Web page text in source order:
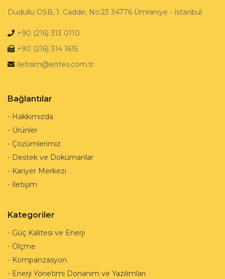
Dudullu OSB, 1. Cadde, No:23 34776 Ümraniye - İstanbul
+90 (216) 313 0110
+90 (216) 314 1615
iletisim@entes.com.tr
Bağlantılar
- Hakkımızda
- Ürünler
- Çözümlerimiz
- Destek ve Dokümanlar
- Kariyer Merkezi
- İletişim
Kategoriler
- Güç Kalitesi ve Enerji
- Ölçme
- Kompanzasyon
- Enerji Yönetimi Donanım ve Yazılımları